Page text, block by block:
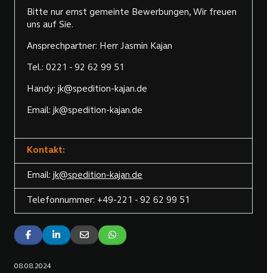
Bitte nur ernst gemeinte Bewerbungen, Wir freuen
uns auf Sie.
Ansprechpartner: Herr Jasmin Kajan
Tel.: 0221 - 92 62 99 51
Handy: jk@spedition-kajan.de
Email: jk@spedition-kajan.de
Kontakt:
Email: jk@spedition-kajan.de
Telefonnummer: +49-221 - 92 62 99 51
08.08.2024